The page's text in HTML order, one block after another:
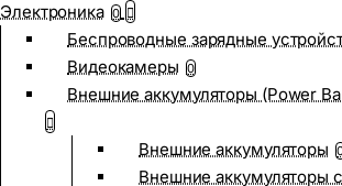
Электроника 0
Беспроводные зарядные
Видеокамеры 0
Внешние аккумуляторы (Power
Внешние аккумуляторы
Внешние аккумуляторы